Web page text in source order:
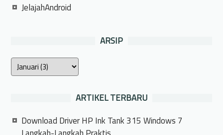
JelajahAndroid
ARSIP
ARTIKEL TERBARU
Download Driver HP Ink Tank 315 Windows 7